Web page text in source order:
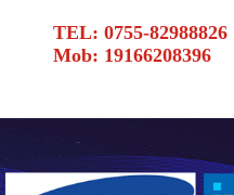
TEL: 0755-82988826
Mob: 19166208396